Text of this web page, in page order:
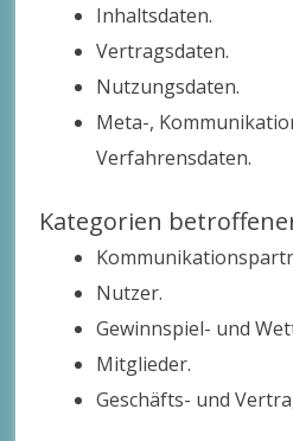
Inhaltsdaten.
Vertragsdaten.
Nutzungsdaten.
Meta-,
Verfahrensdaten.
Kategorien
Nutzer.
Gewinnspiel- und
Mitglieder.
Geschäfts- und